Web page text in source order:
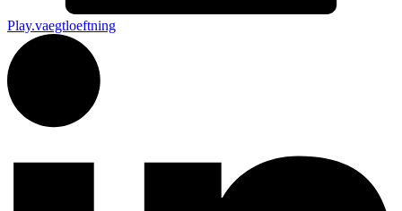
Play.vaegtloeftning